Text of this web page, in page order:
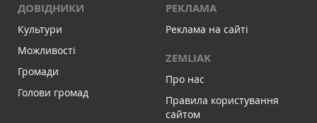
ДОВІДНИКИ
Культури
Можливості
Громади
Голови громад
РЕКЛАМА
Реклама на сайті
ZEMLIAK
Про нас
Правила користування
сайтом